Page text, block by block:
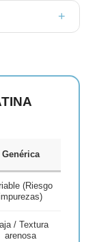
Genérica
(Riesgo
/ Textura
arenosa